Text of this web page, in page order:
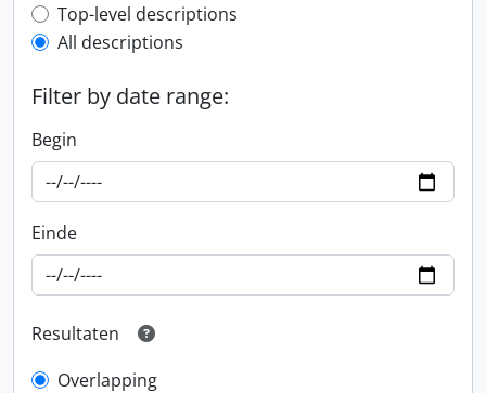
Top-level description filter
Top-level descriptions
All descriptions
Filter by date range:
Begin
Einde
Resultaten
Overlapping